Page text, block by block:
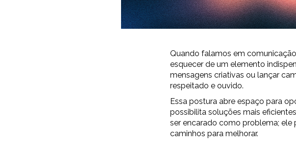
Quando falamos em
esquecer de um elemento
mensagens criativas ou lançar
respeitado e ouvido.
Essa postura abre espaço para
possibilita soluções mais
ser encarado como problema; ele
caminhos para melhorar.